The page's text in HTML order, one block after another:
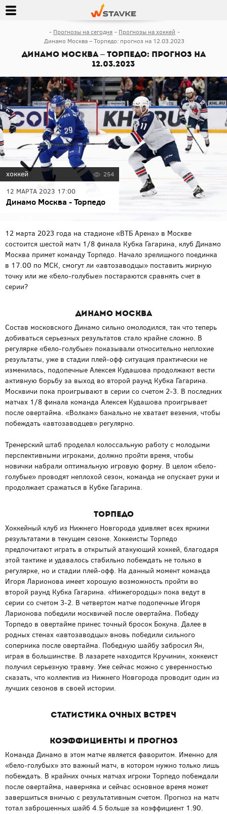
Прогнозы на сегодня
Прогнозы на хоккей
Динамо Москва – Торпедо: прогноз на 12.03.2023
Динамо Москва – Торпедо: прогноз на
12.03.2023
хоккей 254
12 МАРТА 2023 17:00
Динамо Москва - Торпедо
12 марта 2023 года на стадионе «ВТБ Арена» в Москве
состоится шестой матч 1/8 финала Кубка Гагарина, клуб Динамо
Москва примет команду Торпедо. Начало зрелищного поединка
в 17.00 по МСК, смогут ли «автозаводцы» поставить жирную
точку или же «бело-голубые» постараются сравнять счет в
серии?
Динамо Москва
Состав московского Динамо сильно омолодился, так что теперь
добиваться серьезных результатов стало крайне сложно. В
регулярке «бело-голубые» показывали относительно неплохие
результаты, уже в стадии плей-офф ситуация практически не
изменилась, подопечные Алексея Кудашова продолжают вести
активную борьбу за выход во второй раунд Кубка Гагарина.
Москвичи пока проигрывают в серии со счетом 2-3. В последних
матчах 1/8 финала команда Алексея Кудашова проигрывает
после овертайма. «Волкам» банально не хватает везения, чтобы
побеждать «автозаводцев» регулярно.
Тренерский штаб проделал колоссальную работу с молодыми
перспективными игроками, должно пройти время, чтобы
новички набрали оптимальную игровую форму. В целом «бело-
голубые» проводят неплохой сезон, команда не опускает руки и
продолжает сражаться в Кубке Гагарина.
Торпедо
Хоккейный клуб из Нижнего Новгорода удивляет всех яркими
результатами в текущем сезоне. Хоккеисты Торпедо
предпочитают играть в открытый атакующий хоккей, благодаря
этой тактике и удавалось стабильно побеждать не только в
регулярке, но и стадии плей-офф. На данный момент команда
Игоря Ларионова имеет хорошую возможность пройти во
второй раунд Кубка Гагарина. «Нижегородцы» пока ведут в
серии со счетом 3-2. В четвертом матче подопечные Игоря
Ларионова победили москвичей после овертайма. Победу
Торпедо в овертайме принес точный бросок Бокуна. Далее в
родных стенах «автозаводцы» вновь победили сильного
соперника после овертайма. Победную шайбу забросил Ян,
играя в большинстве. В лазарете находится Кручинин, хоккеист
получил серьезную травму. Уже сейчас можно с уверенностью
сказать, что коллектив из Нижнего Новгорода проводит один из
лучших сезонов в своей истории.
Статистика очных встреч
Коэффициенты и прогноз
Команда Динамо в этом матче является фаворитом. Именно для
«бело-голубых» это важный матч, в котором нужно только лишь
побеждать. В крайних очных матчах игроки Торпедо побеждали
после овертайма, наверняка и сейчас основное время может
завершиться вничью с результативным счетом. Прогноз на матч
тотал заброшенных шайб 4.5 больше за коэффициент 1.90.